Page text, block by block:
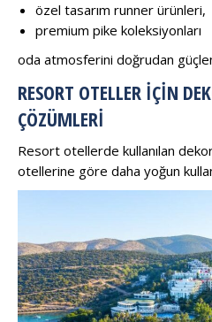
özel tasarım runner ürünleri,
premium pike koleksiyonları
oda atmosferini doğrudan
RESORT OTELLER İÇIN
ÇÖZÜMLERI
Resort otellerde kullanılan
otellerine göre daha yoğun